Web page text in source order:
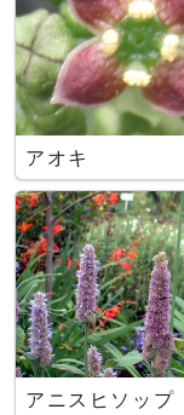
アオキ
アニスヒソップ